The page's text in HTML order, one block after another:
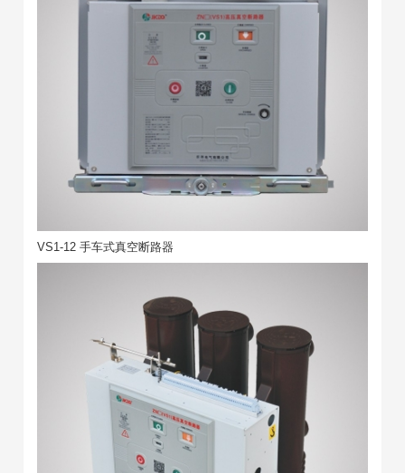
VS1-12 手车式真空断路器